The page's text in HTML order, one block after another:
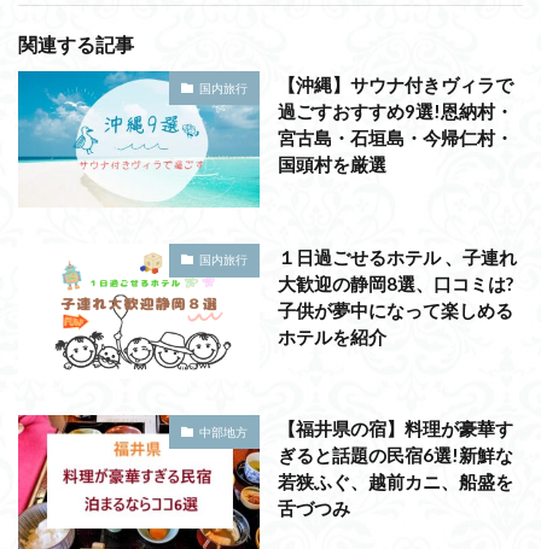
関連する記事
国内旅行
【沖縄】サウナ付きヴィラで
過ごすおすすめ9選!恩納村・
宮古島・石垣島・今帰仁村・
国頭村を厳選
国内旅行
１日過ごせるホテル 、子連れ
大歓迎の静岡8選、口コミは?
子供が夢中になって楽しめる
ホテルを紹介
中部地方
【福井県の宿】料理が豪華す
ぎると話題の民宿6選!新鮮な
若狭ふぐ、越前カニ、船盛を
舌づつみ